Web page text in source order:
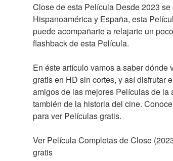
Close de esta Película Desde 2023
Hispanoamérica y España, esta
puede acompañarte a relajarte un
flashback de esta Película.
En éste artículo vamos a saber dónde
gratis en HD sin cortes, y así disfrutar
amigos de las mejores Películas de la
también de la historia del cine.
para ver Películas gratis.
Ver Película Completas de Close
gratis